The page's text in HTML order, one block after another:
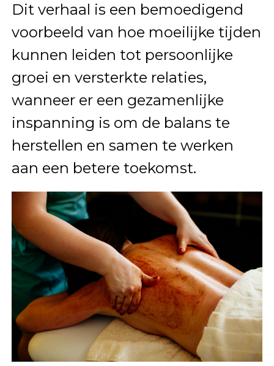
Dit verhaal is een bemoedigend
voorbeeld van hoe moeilijke tijden
kunnen leiden tot persoonlijke
groei en versterkte relaties,
wanneer er een gezamenlijke
inspanning is om de balans te
herstellen en samen te werken
aan een betere toekomst.